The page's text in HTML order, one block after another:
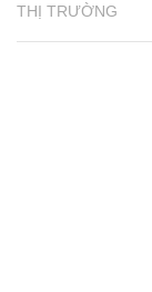
THỊ TRƯỜNG